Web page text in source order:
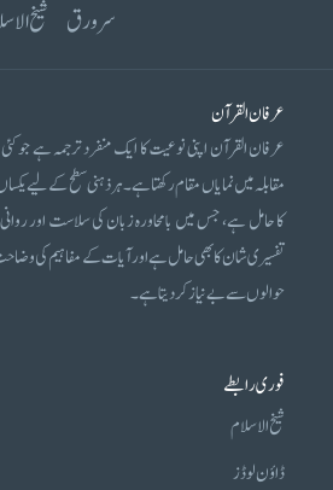
سرورق شیخ
عرفان القرآن
عرفان القرآن اپنی نوعیت کا ایک منفرد ترجمہ ہے جو
مقابلہ میں نمایاں مقام رکھتا ہے۔ ہر ذہنی سطح کے لیے
کا حامل ہے، جس میں بامحاورہ زبان کی سلاست اور
تفسیری شان کا بھی حامل ہے اور آیات کے مفاہیم کی
حوالوں سے بے نیاز کر دیتا ہے۔
فوری رابطے
شیخ الاسلام
ڈاؤن لوڈز